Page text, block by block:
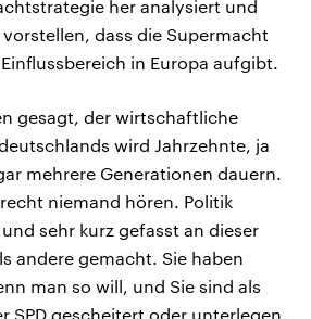
her analysiert und
dass die Supermacht
in Europa aufgibt.
gesagt, der wirtschaftliche
wird Jahrzehnte, ja
mehrere Generationen dauern.
niemand hören. Politik
sehr kurz gefasst an dieser
andere gemacht. Sie haben
man so will, und Sie sind als
SPD gescheitert oder unterlegen.